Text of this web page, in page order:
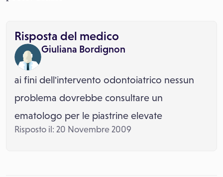
Risposta del medico
Giuliana Bordignon
ai fini dell'intervento odontoiatrico nessun
problema dovrebbe consultare un
ematologo per le piastrine elevate
Risposto il: 20 Novembre 2009